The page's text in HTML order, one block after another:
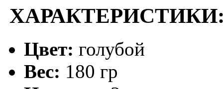
Цвет: голубой
Вес: 180 гр